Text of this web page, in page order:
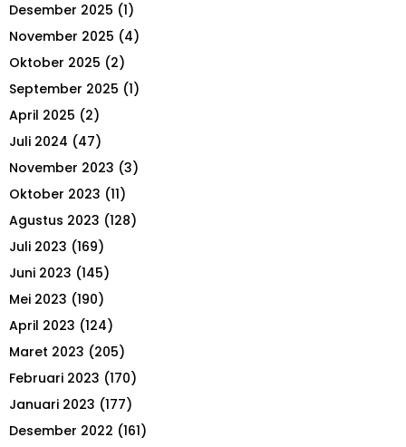
f
o
r
Desember 2025 (1)
November 2025 (4)
Oktober 2025 (2)
September 2025 (1)
April 2025 (2)
Juli 2024 (47)
November 2023 (3)
Oktober 2023 (11)
Agustus 2023 (128)
Juli 2023 (169)
Juni 2023 (145)
Mei 2023 (190)
April 2023 (124)
Maret 2023 (205)
Februari 2023 (170)
Januari 2023 (177)
Desember 2022 (161)